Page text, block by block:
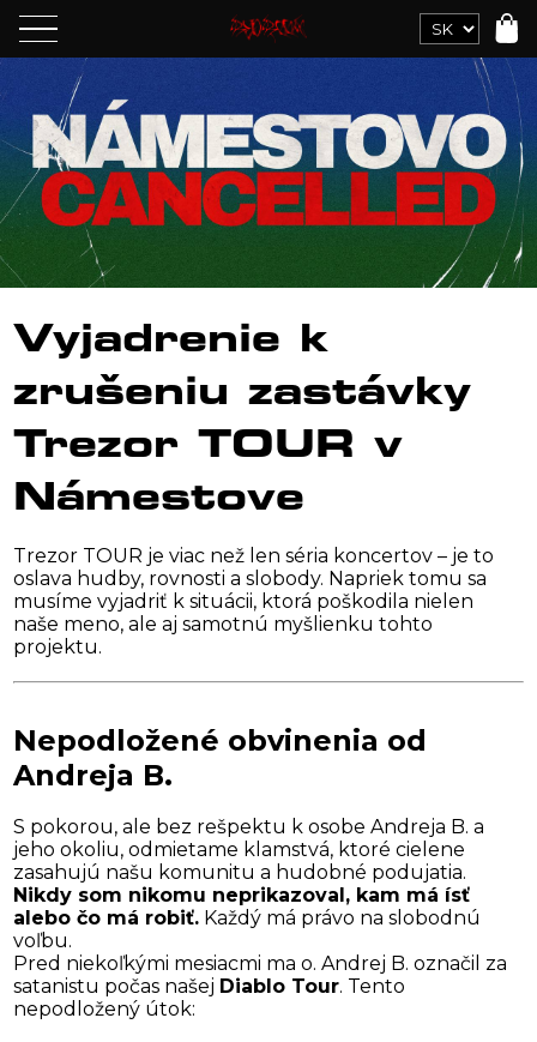
Vyjadrenie k
zrušeniu zastávky
Trezor TOUR v
Námestove
Trezor TOUR je viac než len séria koncertov – je to
oslava hudby, rovnosti a slobody. Napriek tomu sa
musíme vyjadriť k situácii, ktorá poškodila nielen
naše meno, ale aj samotnú myšlienku tohto
projektu.
Nepodložené obvinenia od
Andreja B.
S pokorou, ale bez rešpektu k osobe Andreja B. a
jeho okoliu, odmietame klamstvá, ktoré cielene
zasahujú našu komunitu a hudobné podujatia.
Nikdy som nikomu neprikazoval, kam má ísť
alebo čo má robiť. Každý má právo na slobodnú
voľbu.
Pred niekoľkými mesiacmi ma o. Andrej B. označil za
satanistu počas našej Diablo Tour. Tento
nepodložený útok: